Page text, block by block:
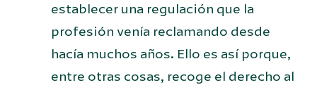
establecer una regulación que la
profesión venía reclamando desde
hacía muchos años. Ello es así porque,
entre otras cosas, recoge el derecho al